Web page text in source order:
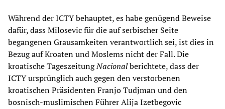
Während der ICTY behauptet, es habe genügend Beweise
dafür, dass Milosevic für die auf serbischer Seite
begangenen Grausamkeiten verantwortlich sei, ist dies in
Bezug auf Kroaten und Moslems nicht der Fall. Die
kroatische TageszeitungNacionalberichtete, dass der
ICTY ursprünglich auch gegen den verstorbenen
kroatischen Präsidenten Franjo Tudjman und den
bosnisch-muslimischen Führer Alija Izetbegovic